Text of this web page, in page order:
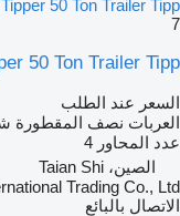
50 Ton Trailer Tipp
7
50 Ton Trailer Tipp
السعر عند الطلب
العربات نصف المقطورة
عدد المحاور 4
الصين، Taian Shi
Trading Co., Ltd.
الاتصال بالبائع